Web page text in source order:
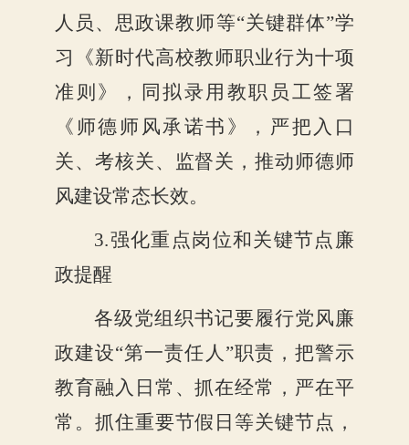
人员、思政课教师等“关键群体”学
习《新时代高校教师职业行为十项
准则》，
同拟录用教职员工签署
《师德师风承诺书》， 严把入口
关、考核关、监督关，推动师德师
风建设常态长效。
3.强化重点岗位和关键节点廉
政提醒
各级党组织书记要履行党风廉
政建设“第一责任人”职责，把警示
教育融入日常、抓在经常，严在平
常。抓住重要节假日等关键节点，